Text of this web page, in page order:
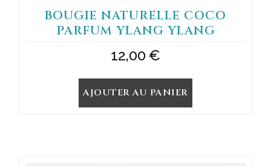
BOUGIE NATURELLE COCO
PARFUM YLANG YLANG
12,00€
AJOUTER AU PANIER